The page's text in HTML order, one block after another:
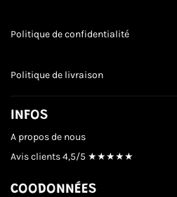
Politique de confidentialité
Politique de livraison
INFOS
A propos de nous
Avis clients4,5/5 ★★★★★
COODONNÉES